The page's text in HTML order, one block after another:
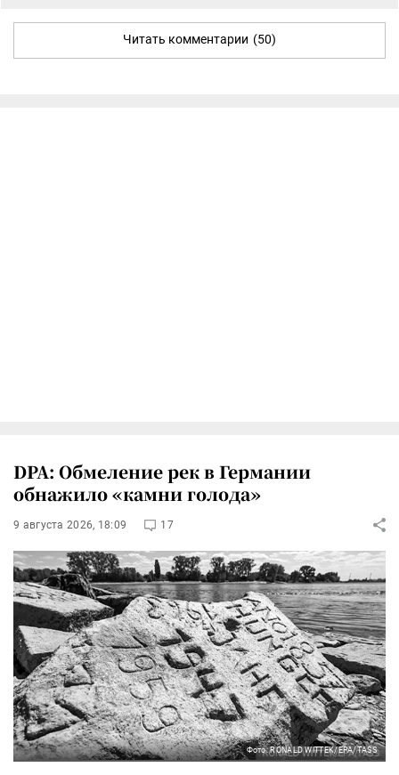
Читать комментарии (50)
DPA: Обмеление рек в Германии
обнажило «камни голода»
9 августа 2026, 18:09 17
Фото: RONALD WITTEK/EPA/TASS